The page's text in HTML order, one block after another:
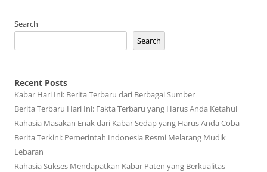
Search
Search
Recent Posts
Kabar Hari Ini: Berita Terbaru dari Berbagai Sumber
Berita Terbaru Hari Ini: Fakta Terbaru yang Harus Anda Ketahui
Rahasia Masakan Enak dari Kabar Sedap yang Harus Anda Coba
Berita Terkini: Pemerintah Indonesia Resmi Melarang Mudik
Lebaran
Rahasia Sukses Mendapatkan Kabar Paten yang Berkualitas